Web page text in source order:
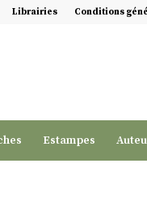
Librairies Conditions
Estampes